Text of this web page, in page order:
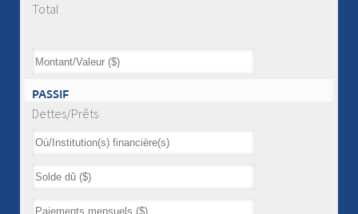
Total
PASSIF
Dettes/Prêts